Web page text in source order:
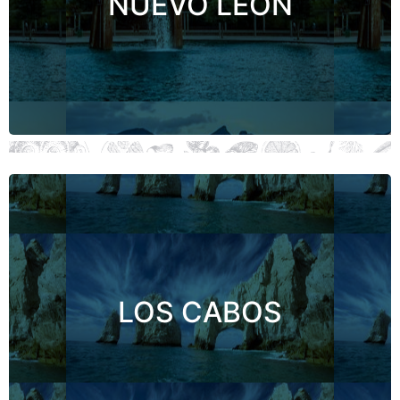
¡Descubre la NUEVO LEÓN!
LOS CABOS
Gastronomía, mar, playa, cultura y naturaleza
es lo que define a Los Cabos
. Un destino
paradisiaco con la riqueza del Mar de Cortés.
¡Descubre LOS CABOS!